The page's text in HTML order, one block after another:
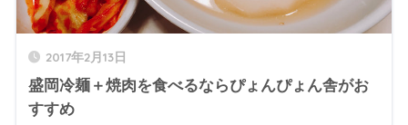
2017年2月13日
盛岡冷麺＋焼肉を食べるならぴょんぴょん舎がお
すすめ